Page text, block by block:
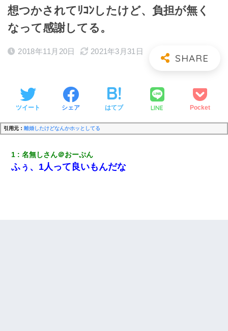
想つかされてﾘｺﾝしたけど、負担が無く
なって感謝してる。
2018年11月20日 2021年3月31日
ツイート シェア はてブ LINE Pocket
引用元： 離婚したけどなんかホッとしてる
1 名無しさん＠おーぷん
ふぅ、1人って良いもんだな